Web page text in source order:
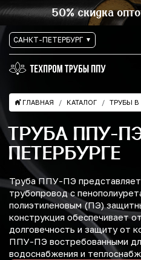
50% скидка
САНКТ-ПЕТЕРБУРГ
ГЛАВНАЯ КАТАЛОГ ТРУБЫ
ТРУБА ППУ-
ПЕТЕРБУРГЕ
Труба ППУ-ПЭ представляет
трубопровод с
полиэтиленовым (ПЭ)
конструкция обеспечивает
долговечность и защиту от
ППУ-ПЭ востребованными
водоснабжения и